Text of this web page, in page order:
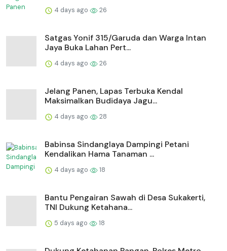
4 days ago 26
Satgas Yonif 315/Garuda dan Warga Intan
Jaya Buka Lahan Pert...
4 days ago 26
Jelang Panen, Lapas Terbuka Kendal
Maksimalkan Budidaya Jagu...
4 days ago 28
Babinsa Sindanglaya Dampingi Petani
Kendalikan Hama Tanaman ...
4 days ago 18
Bantu Pengairan Sawah di Desa Sukakerti,
TNI Dukung Ketahana...
5 days ago 18